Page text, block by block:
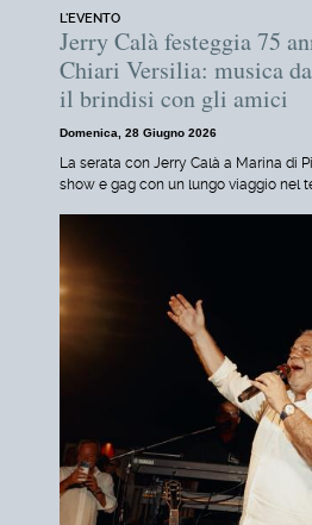
L'EVENTO
Jerry Calà festeggia 75
Chiari Versilia: musica
il brindisi con gli amici
Domenica, 28 Giugno 2026
La serata con Jerry Calà a Marina di
show e gag con un lungo viaggio nel